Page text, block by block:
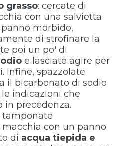
grasso: cercate di
con una salvietta
morbido,
di strofinare la
poi un po' di
e lasciate agire per
Infine, spazzolate
il bicarbonato di sodio
indicazioni che
in precedenza.
tamponate
con un panno
di acqua tiepida e